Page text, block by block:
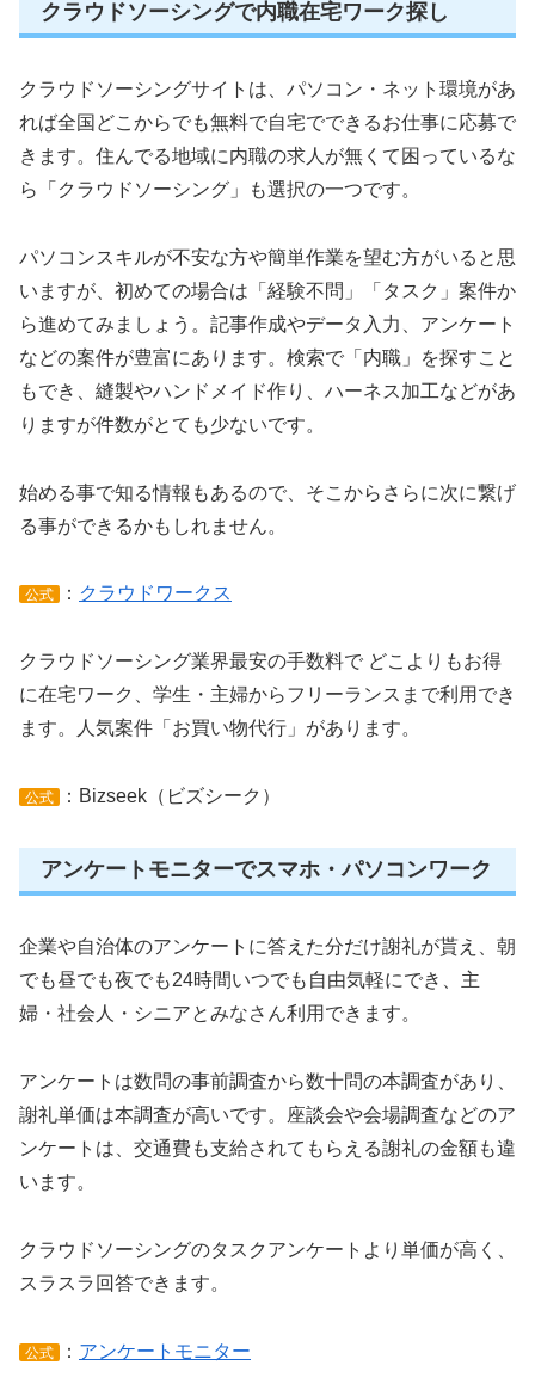
クラウドソーシングで内職在宅ワーク探し
クラウドソーシングサイトは、パソコン・ネット環境があ
れば全国どこからでも無料で自宅でできるお仕事に応募で
きます。住んでる地域に内職の求人が無くて困っているな
ら「クラウドソーシング」も選択の一つです。
パソコンスキルが不安な方や簡単作業を望む方がいると思
いますが、初めての場合は「経験不問」「タスク」案件か
ら進めてみましょう。記事作成やデータ入力、アンケート
などの案件が豊富にあります。検索で「内職」を探すこと
もでき、縫製やハンドメイド作り、ハーネス加工などがあ
りますが件数がとても少ないです。
始める事で知る情報もあるので、そこからさらに次に繋げ
る事ができるかもしれません。
公式 ： クラウドワークス
クラウドソーシング業界最安の手数料で どこよりもお得
に在宅ワーク、学生・主婦からフリーランスまで利用でき
ます。人気案件「お買い物代行」があります。
公式 ：Bizseek（ビズシーク）
アンケートモニターでスマホ・パソコンワーク
企業や自治体のアンケートに答えた分だけ謝礼が貰え、朝
でも昼でも夜でも24時間いつでも自由気軽にでき、主
婦・社会人・シニアとみなさん利用できます。
アンケートは数問の事前調査から数十問の本調査があり、
謝礼単価は本調査が高いです。座談会や会場調査などのア
ンケートは、交通費も支給されてもらえる謝礼の金額も違
います。
クラウドソーシングのタスクアンケートより単価が高く、
スラスラ回答できます。
公式 ： アンケートモニター